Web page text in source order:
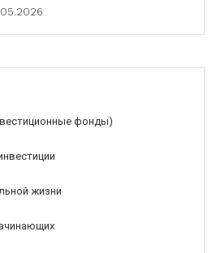
фонды)
жизни